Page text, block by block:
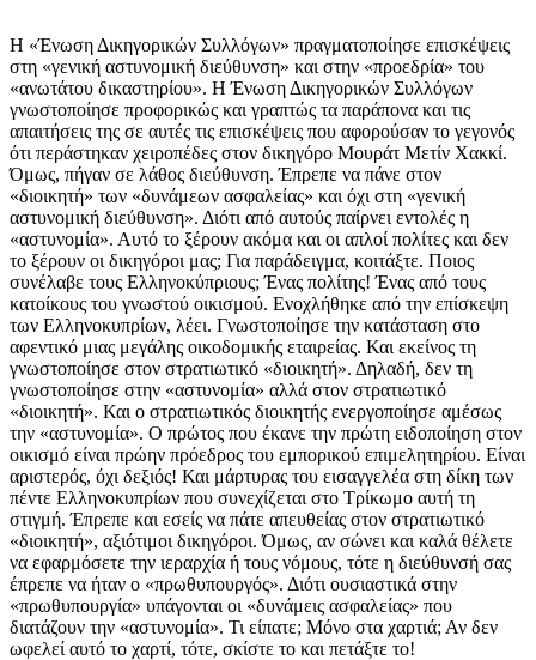
Η «Ένωση Δικηγορικών Συλλόγων» πραγματοποίησε επισκέψεις
στη «γενική αστυνομική διεύθυνση» και στην «προεδρία» του
«ανωτάτου δικαστηρίου». Η Ένωση Δικηγορικών Συλλόγων
γνωστοποίησε προφορικώς και γραπτώς τα παράπονα και τις
απαιτήσεις της σε αυτές τις επισκέψεις που αφορούσαν το γεγονός
ότι περάστηκαν χειροπέδες στον δικηγόρο Μουράτ Μετίν Χακκί.
Όμως, πήγαν σε λάθος διεύθυνση. Έπρεπε να πάνε στον
«διοικητή» των «δυνάμεων ασφαλείας» και όχι στη «γενική
αστυνομική διεύθυνση». Διότι από αυτούς παίρνει εντολές η
«αστυνομία». Αυτό το ξέρουν ακόμα και οι απλοί πολίτες και δεν
το ξέρουν οι δικηγόροι μας; Για παράδειγμα, κοιτάξτε. Ποιος
συνέλαβε τους Ελληνοκύπριους; Ένας πολίτης! Ένας από τους
κατοίκους του γνωστού οικισμού. Ενοχλήθηκε από την επίσκεψη
των Ελληνοκυπρίων, λέει. Γνωστοποίησε την κατάσταση στο
αφεντικό μιας μεγάλης οικοδομικής εταιρείας. Και εκείνος τη
γνωστοποίησε στον στρατιωτικό «διοικητή». Δηλαδή, δεν τη
γνωστοποίησε στην «αστυνομία» αλλά στον στρατιωτικό
«διοικητή». Και ο στρατιωτικός διοικητής ενεργοποίησε αμέσως
την «αστυνομία». Ο πρώτος που έκανε την πρώτη ειδοποίηση στον
οικισμό είναι πρώην πρόεδρος του εμπορικού επιμελητηρίου. Είναι
αριστερός, όχι δεξιός! Και μάρτυρας του εισαγγελέα στη δίκη των
πέντε Ελληνοκυπρίων που συνεχίζεται στο Τρίκωμο αυτή τη
στιγμή. Έπρεπε και εσείς να πάτε απευθείας στον στρατιωτικό
«διοικητή», αξιότιμοι δικηγόροι. Όμως, αν σώνει και καλά θέλετε
να εφαρμόσετε την ιεραρχία ή τους νόμους, τότε η διεύθυνσή σας
έπρεπε να ήταν ο «πρωθυπουργός». Διότι ουσιαστικά στην
«πρωθυπουργία» υπάγονται οι «δυνάμεις ασφαλείας» που
διατάζουν την «αστυνομία». Τι είπατε; Μόνο στα χαρτιά; Αν δεν
ωφελεί αυτό το χαρτί, τότε, σκίστε το και πετάξτε το!